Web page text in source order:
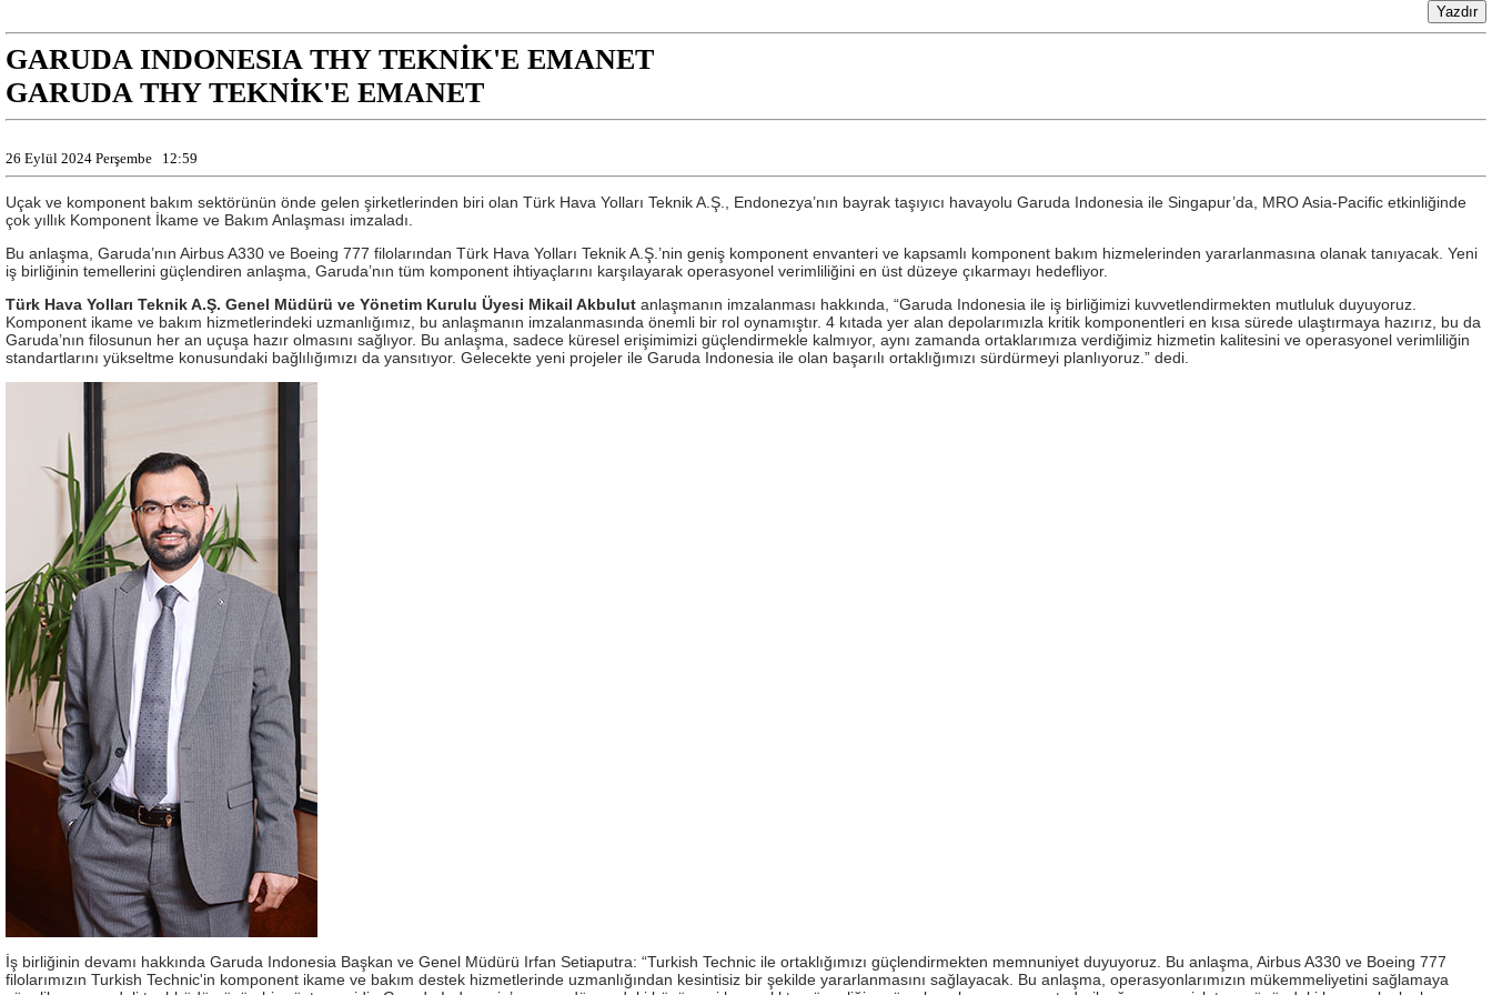
GARUDA INDONESIA THY TEKNİK'E EMANET
GARUDA THY TEKNİK'E EMANET
26 Eylül 2024 Perşembe 12:59
Uçak ve komponent bakım sektörünün önde gelen şirketlerinden biri olan Türk Hava Yolları Teknik A.Ş., Endonezya’nın bayrak taşıyıcı havayolu Garuda Indonesia ile Singapur’da, MRO Asia-Pacific etkinliğinde
çok yıllık Komponent İkame ve Bakım Anlaşması imzaladı.
Bu anlaşma, Garuda’nın Airbus A330 ve Boeing 777 filolarından Türk Hava Yolları Teknik A.Ş.’nin geniş komponent envanteri ve kapsamlı komponent bakım hizmelerinden yararlanmasına olanak tanıyacak. Yeni
iş birliğinin temellerini güçlendiren anlaşma, Garuda’nın tüm komponent ihtiyaçlarını karşılayarak operasyonel verimliliğini en üst düzeye çıkarmayı hedefliyor.
Türk Hava Yolları Teknik A.Ş. Genel Müdürü ve Yönetim Kurulu Üyesi Mikail Akbulut anlaşmanın imzalanması hakkında, “Garuda Indonesia ile iş birliğimizi kuvvetlendirmekten mutluluk duyuyoruz.
Komponent ikame ve bakım hizmetlerindeki uzmanlığımız, bu anlaşmanın imzalanmasında önemli bir rol oynamıştır. 4 kıtada yer alan depolarımızla kritik komponentleri en kısa sürede ulaştırmaya hazırız, bu da
Garuda’nın filosunun her an uçuşa hazır olmasını sağlıyor. Bu anlaşma, sadece küresel erişimimizi güçlendirmekle kalmıyor, aynı zamanda ortaklarımıza verdiğimiz hizmetin kalitesini ve operasyonel verimliliğin
standartlarını yükseltme konusundaki bağlılığımızı da yansıtıyor. Gelecekte yeni projeler ile Garuda Indonesia ile olan başarılı ortaklığımızı sürdürmeyi planlıyoruz.” dedi.
İş birliğinin devamı hakkında Garuda Indonesia Başkan ve Genel Müdürü Irfan Setiaputra: “Turkish Technic ile ortaklığımızı güçlendirmekten memnuniyet duyuyoruz. Bu anlaşma, Airbus A330 ve Boeing 777
filolarımızın Turkish Technic'in komponent ikame ve bakım destek hizmetlerinde uzmanlığından kesintisiz bir şekilde yararlanmasını sağlayacak. Bu anlaşma, operasyonlarımızın mükemmeliyetini sağlamaya